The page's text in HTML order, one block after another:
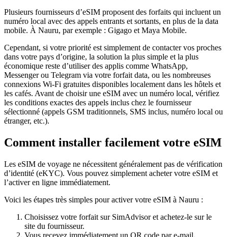
Plusieurs fournisseurs d’eSIM proposent des forfaits qui incluent un
numéro local avec des appels entrants et sortants, en plus de la data
mobile. À Nauru, par exemple : Gigago et Maya Mobile.
Cependant, si votre priorité est simplement de contacter vos proches
dans votre pays d’origine, la solution la plus simple et la plus
économique reste d’utiliser des applis comme WhatsApp,
Messenger ou Telegram via votre forfait data, ou les nombreuses
connexions Wi‑Fi gratuites disponibles localement dans les hôtels et
les cafés. Avant de choisir une eSIM avec un numéro local, vérifiez
les conditions exactes des appels inclus chez le fournisseur
sélectionné (appels GSM traditionnels, SMS inclus, numéro local ou
étranger, etc.).
Comment installer facilement votre eSIM
Les eSIM de voyage ne nécessitent généralement pas de vérification
d’identité (eKYC). Vous pouvez simplement acheter votre eSIM et
l’activer en ligne immédiatement.
Voici les étapes très simples pour activer votre eSIM à Nauru :
Choisissez votre forfait sur SimAdvisor et achetez-le sur le
site du fournisseur.